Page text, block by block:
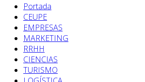
Portada
CEUPE
EMPRESAS
MARKETING
RRHH
CIENCIAS
TURISMO